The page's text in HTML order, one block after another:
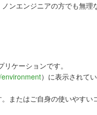
ンエンジニアの方でも無理
ケーションです。
）に表示されて
またはご自身の使いやすい